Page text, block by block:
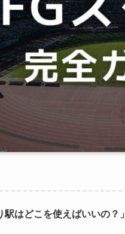
駅はどこを使えばいいの？」